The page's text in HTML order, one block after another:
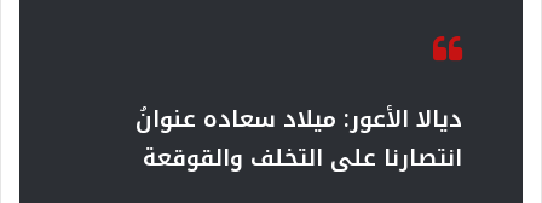
ديالا الأعور: ميلاد سعاده عنوانُ
انتصارنا على التخلف والقوقعة